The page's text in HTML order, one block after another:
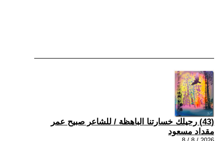
(43) رحيلك خسارتنا الباهظة / للشاعر صبيح عمر
مقداد مسعود